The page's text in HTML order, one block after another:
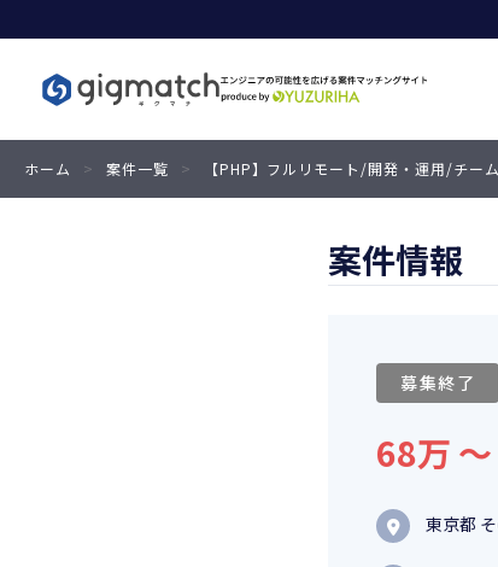
ホーム > 案件一覧 > 【PHP】フルリモート/開発・運用/チー
案件情報
募集終了
68万
東京都